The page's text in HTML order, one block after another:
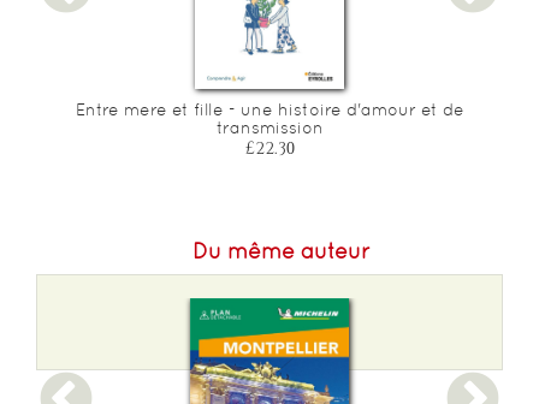
Entre mere et fille - une histoire d'amour et de
transmission
£22.30
Du même auteur